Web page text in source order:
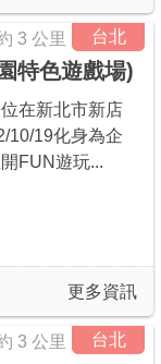
台北
3 公里
特色遊戲場)
在新北市新店
10/19化身為企
FUN遊玩...
更多資訊
台北
3 公里